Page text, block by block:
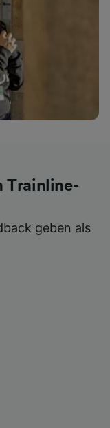
Trainline-
geben als